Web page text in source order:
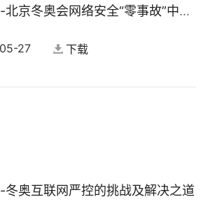
中国架构-北京冬奥会网络安全“零事故”中国架构分享
27 下载
冬奥互联网严控的挑战及解决之道